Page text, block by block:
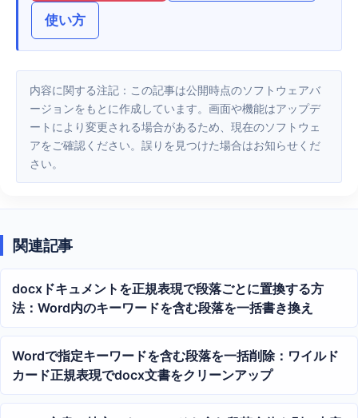
使い方
内容に関する注記：この記事は公開時点のソフトウェアバ
ージョンをもとに作成しています。画面や機能はアップデ
ートにより変更される場合があるため、現在のソフトウェ
アをご確認ください。誤りを見つけた場合はお知らせくだ
さい。
関連記事
docxドキュメントを正規表現で段落ごとに置換する方
法：Word内のキーワードを含む段落を一括書き換え
Wordで指定キーワードを含む段落を一括削除：ワイルド
カード正規表現でdocx文書をクリーンアップ